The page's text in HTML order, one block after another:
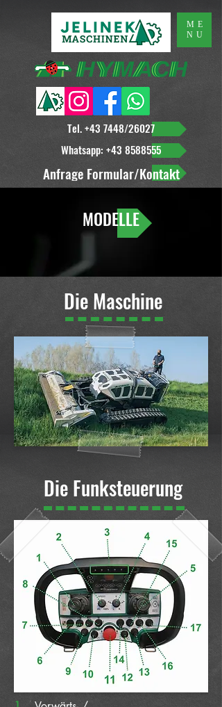
Tel. +43 7448/26027
Anfrage Formular/Kontakt
ME
NU
Whatsapp: +43 8588555
MODELLE
Die Maschine
DieFunksteuerung